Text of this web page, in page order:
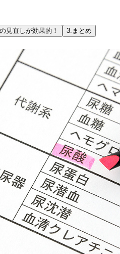
見直しが効果的！ 3. まとめ